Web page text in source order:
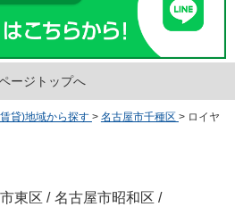
ージトップへ
貸)地域から探す > 名古屋市千種区 > ロイヤ
東区 / 名古屋市昭和区 /